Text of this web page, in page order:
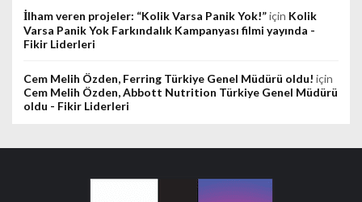
İlham veren projeler: “Kolik Varsa Panik Yok!”için Kolik
Varsa Panik Yok Farkındalık Kampanyası filmi yayında -
Fikir Liderleri
Cem Melih Özden, Ferring Türkiye Genel Müdürü oldu! için
Cem Melih Özden, Abbott Nutrition Türkiye Genel Müdürü
oldu - Fikir Liderleri